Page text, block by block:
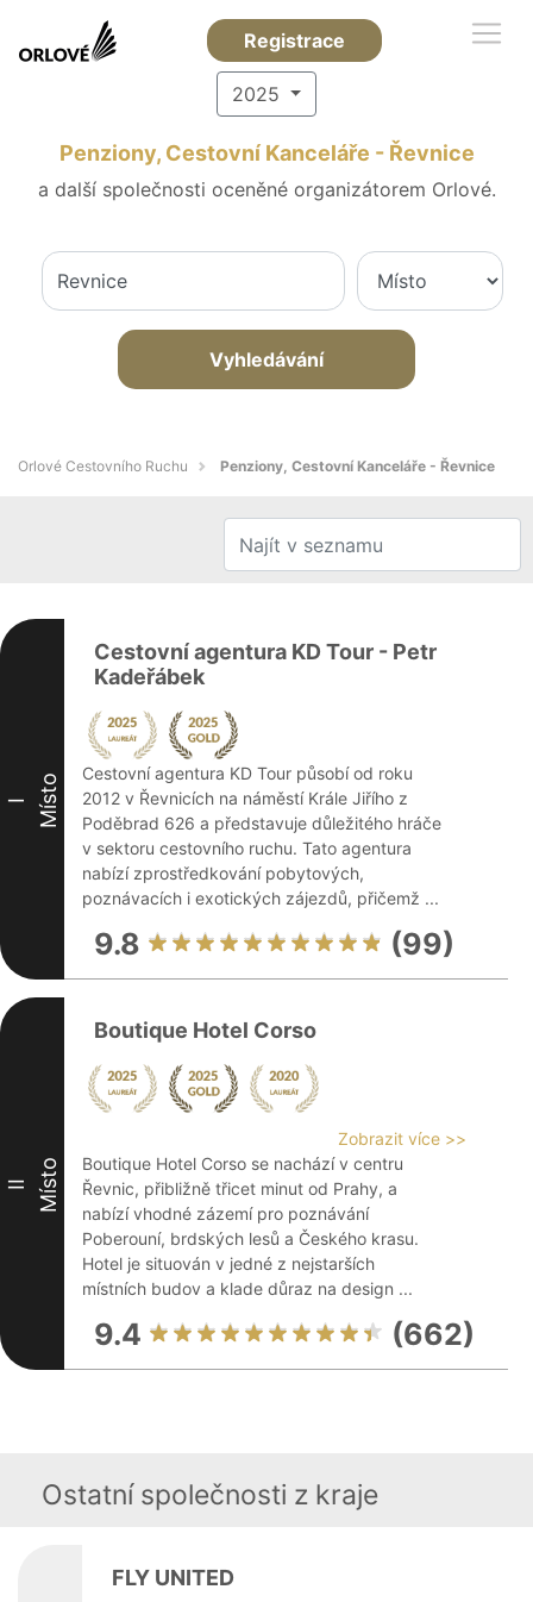
Registrace
2025
Penziony, Cestovní Kanceláře - Řevnice
a další společnosti oceněné organizátorem Orlové.
Vyhledávání
Orlové Cestovního Ruchu Penziony, Cestovní Kanceláře - Řevnice
I Místo
Cestovní agentura KD Tour - Petr
Kadeřábek
Cestovní agentura KD Tour působí od roku
2012 v Řevnicích na náměstí Krále Jiřího z
Poděbrad 626 a představuje důležitého hráče
v sektoru cestovního ruchu. Tato agentura
nabízí zprostředkování pobytových,
poznávacích i exotických zájezdů, přičemž ...
9.8 (99)
II Místo
Boutique Hotel Corso
Zobrazit více >>
Boutique Hotel Corso se nachází v centru
Řevnic, přibližně třicet minut od Prahy, a
nabízí vhodné zázemí pro poznávání
Poberouní, brdských lesů a Českého krasu.
Hotel je situován v jedné z nejstarších
místních budov a klade důraz na design ...
9.4 (662)
Ostatní společnosti z kraje
FLY UNITED